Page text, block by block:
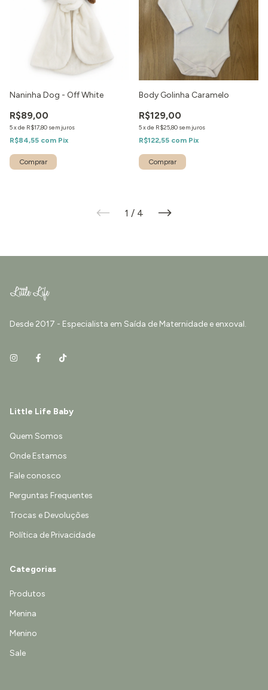
Naninha Dog - Off White
R$89,00
5xde R$17,80 sem juros
R$84,55 com Pix
Body Golinha Caramelo
R$129,00
5xde R$25,80 sem juros
R$122,55 com Pix
1 / 4
Desde 2017 - Especialista em Saída de Maternidade e enxoval.
Little Life Baby
Quem Somos
Onde Estamos
Fale conosco
Perguntas Frequentes
Trocas e Devoluções
Política de Privacidade
Categorias
Produtos
Menina
Menino
Sale